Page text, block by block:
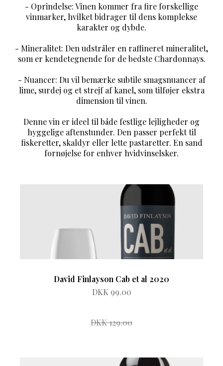
- Oprindelse: Vinen kommer fra fire forskellige
vinmarker, hvilket bidrager til dens komplekse
karakter og dybde.
- Mineralitet: Den udstråler en raffineret mineralitet,
som er kendetegnende for de bedste Chardonnays.
- Nuancer: Du vil bemærke subtile smagsnuancer af
lime, surdej og et strejf af kanel, som tilføjer ekstra
dimension til vinen.
Denne vin er ideel til både festlige lejligheder og
hyggelige aftenstunder. Den passer perfekt til
fiskeretter, skaldyr eller lette pastaretter. En sand
fornøjelse for enhver hvidvinselsker.
David Finlayson Cab et al 2020
DKK 99.00
DKK 129.00